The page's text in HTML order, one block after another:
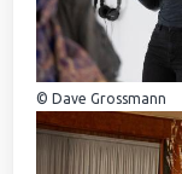
© Dave Grossmann